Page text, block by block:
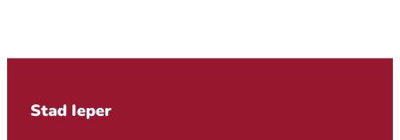
Contact & openingsuren
Stad Ieper